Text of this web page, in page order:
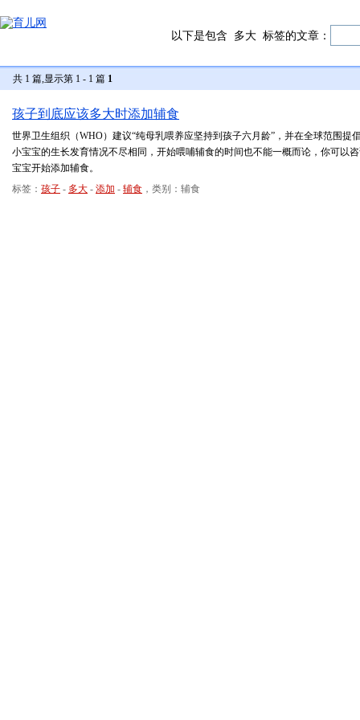
以下是包含 多大 标签的文章：
共 1 篇,显示第 1 - 1 篇 1
孩子到底应该多大时添加辅食
世界卫生组织（WHO）建议“纯母乳喂养应坚持到孩子六月龄”，并在全球范围提
小宝宝的生长发育情况不尽相同，开始喂哺辅食的时间也不能一概而论，你可以
宝宝开始添加辅食。
标签： 孩子 - 多大 - 添加 - 辅食 ，类别：辅食